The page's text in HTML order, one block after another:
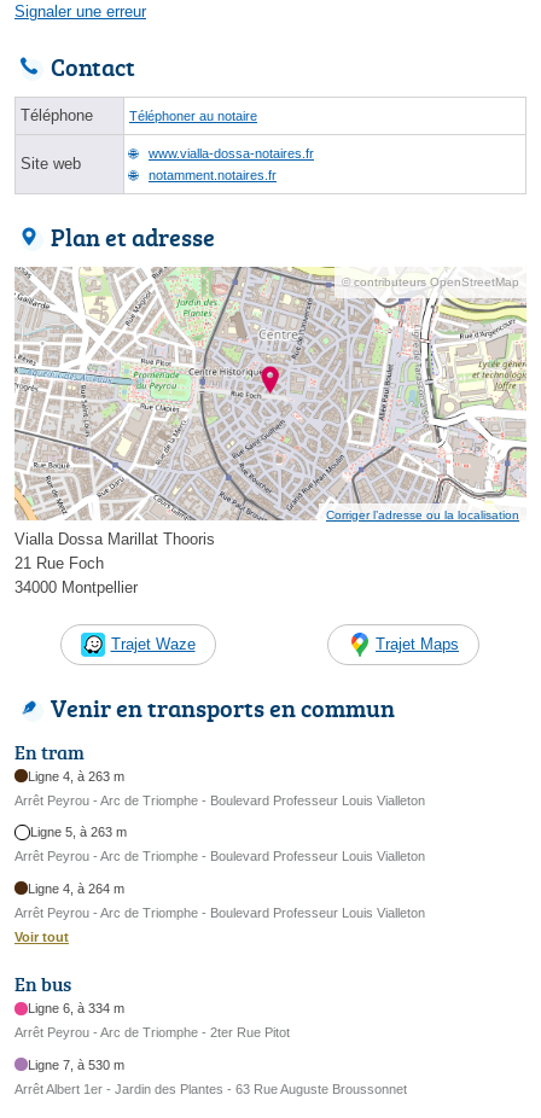
Signaler une erreur
Contact
Téléphone Téléphoner au notaire
Site web
www.vialla-dossa-notaires.fr
notamment.notaires.fr
Plan et adresse
© contributeurs OpenStreetMap
Corriger l’adresse ou la localisation
Vialla Dossa Marillat Thooris
21 Rue Foch
34000 Montpellier
Trajet Waze Trajet Maps
Venir en transports en commun
En tram
Ligne 4, à 263 m
Arrêt Peyrou - Arc de Triomphe - Boulevard Professeur Louis Vialleton
Ligne 5, à 263 m
Arrêt Peyrou - Arc de Triomphe - Boulevard Professeur Louis Vialleton
Ligne 4, à 264 m
Arrêt Peyrou - Arc de Triomphe - Boulevard Professeur Louis Vialleton
Voir tout
En bus
Ligne 6, à 334 m
Arrêt Peyrou - Arc de Triomphe - 2ter Rue Pitot
Ligne 7, à 530 m
Arrêt Albert 1er - Jardin des Plantes - 63 Rue Auguste Broussonnet